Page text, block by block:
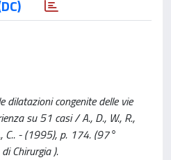
dilatazioni congenite delle vie
su 51 casi / A., D., W., R.,
C.. - (1995), p. 174. (97°
Chirurgia ).